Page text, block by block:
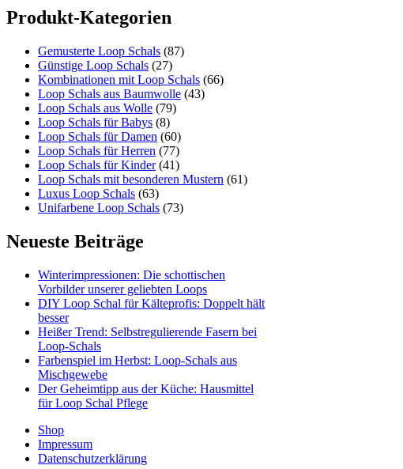
Produkt-Kategorien
Gemusterte Loop Schals (87)
Günstige Loop Schals (27)
Kombinationen mit Loop Schals (66)
Loop Schals aus Baumwolle (43)
Loop Schals aus Wolle (79)
Loop Schals für Babys (8)
Loop Schals für Damen (60)
Loop Schals für Herren (77)
Loop Schals für Kinder (41)
Loop Schals mit besonderen Mustern (61)
Luxus Loop Schals (63)
Unifarbene Loop Schals (73)
Neueste Beiträge
Winterimpressionen: Die schottischen
Vorbilder unserer geliebten Loops
DIY Loop Schal für Kälteprofis: Doppelt hält
besser
Heißer Trend: Selbstregulierende Fasern bei
Loop-Schals
Farbenspiel im Herbst: Loop-Schals aus
Mischgewebe
Der Geheimtipp aus der Küche: Hausmittel
für Loop Schal Pflege
Shop
Impressum
Datenschutzerklärung